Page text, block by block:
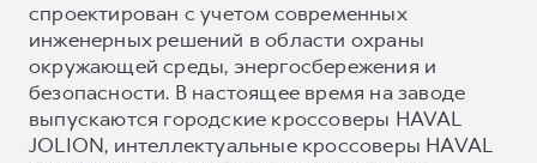
спроектирован с учетом современных
инженерных решений в области охраны
окружающей среды, энергосбережения и
безопасности. В настоящее время на заводе
выпускаются городские кроссоверы HAVAL
JOLION, интеллектуальные кроссоверы HAVAL